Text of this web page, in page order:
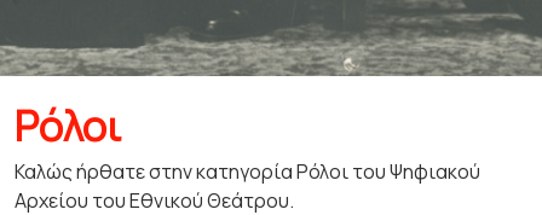
Ρόλοι
Καλώς ήρθατε στην κατηγορία Ρόλοι του Ψηφιακού
Αρχείου του Εθνικού Θεάτρου.